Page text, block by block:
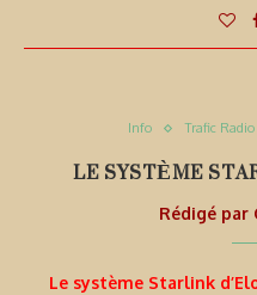
Info Trafic Radio
LE SYSTÈME
Rédigé par
Le système Starlink